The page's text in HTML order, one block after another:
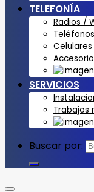
TELEFONÍA
Radios /
Celulares
SERVICIOS
Trabajos
Buscar por: